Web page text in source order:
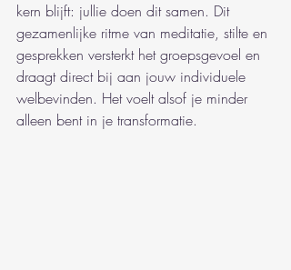
kern blijft: jullie doen dit samen. Dit
gezamenlijke ritme van meditatie, stilte en
gesprekken versterkt het groepsgevoel en
draagt direct bij aan jouw individuele
welbevinden. Het voelt alsof je minder
alleen bent in je transformatie.